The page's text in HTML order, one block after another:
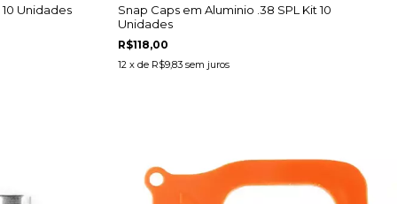
Unidades
Snap Caps em Aluminio .38 SPL Kit 10
Unidades
R$118,00
12 x de R$9,83 sem juros